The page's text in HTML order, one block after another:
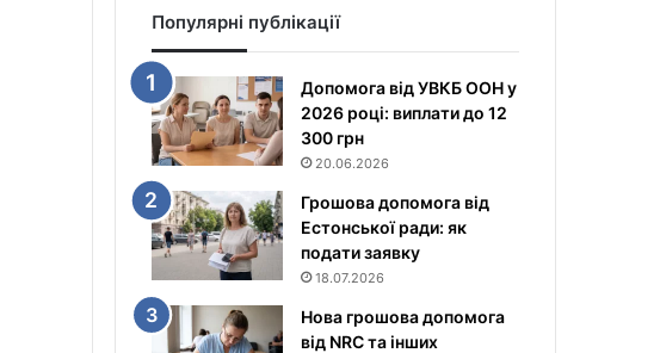
Популярні публікації
Допомога від УВКБ ООН у
2026 році: виплати до 12
300 грн
20.06.2026
Грошова допомога від
Естонської ради: як
подати заявку
18.07.2026
Нова грошова допомога
від NRC та інших